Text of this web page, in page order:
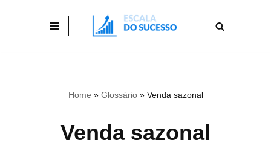
Home » Glossário» Venda sazonal
Venda sazonal